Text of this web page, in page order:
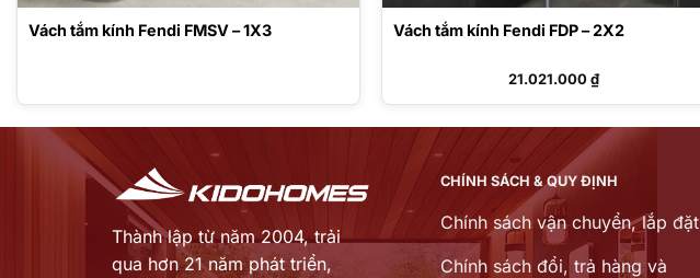
Vách tắm kính Fendi FMSV – 1X3 Vách tắm kính Fendi FDP – 2X2
21.021.000₫
Thành lập từ năm 2004, trải
qua hơn 21 năm phát triển,
CHÍNH SÁCH & QUY ĐỊNH
Chính sách vận chuyển, lắp đặt
Chính sách đổi, trả hàng và